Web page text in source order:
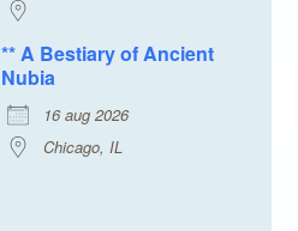
** A Bestiary of Ancient
Nubia
16 aug 2026
Chicago, IL